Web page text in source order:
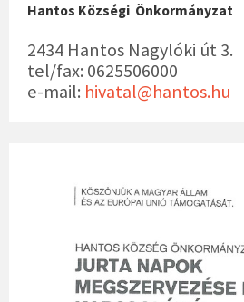
Hantos Községi Önkormányzat
2434 Hantos Nagylóki út 3.
tel/fax: 0625506000
e-mail: hivatal@hantos.hu